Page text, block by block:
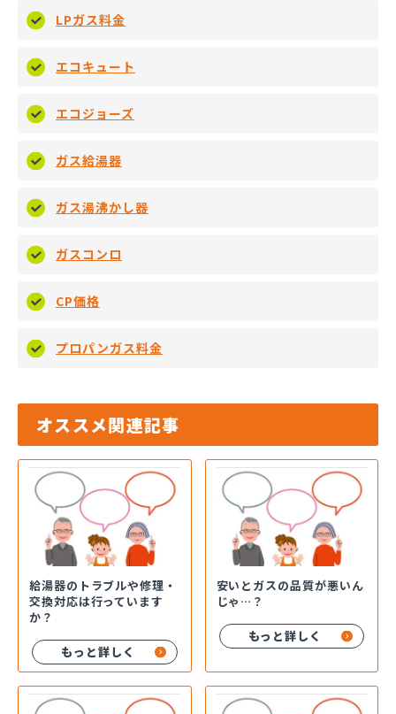
LPガス料金
エコキュート
エコジョーズ
ガス給湯器
ガス湯沸かし器
ガスコンロ
CP価格
プロパンガス料金
オススメ関連記事
給湯器のトラブルや修理・
交換対応は行っています
か？
もっと詳しく
安いとガスの品質が悪いん
じゃ…？
もっと詳しく